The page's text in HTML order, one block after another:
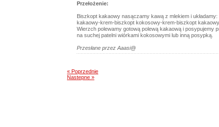
Przełożenie:
Biszkopt kakaowy nasączamy kawą z mlekiem i
kakaowy-krem-biszkopt kokosowy-krem-biszkopt
Wierzch polewamy gotową polewą kakaową i posypujemy
na suchej patelni wiórkami kokosowymi lub inną posypką.
Przesłane przez Aaasi@
« Poprzednie
Nastepne »